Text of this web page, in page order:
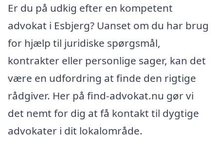
Er du på udkig efter en kompetent
advokat i Esbjerg? Uanset om du har brug
for hjælp til juridiske spørgsmål,
kontrakter eller personlige sager, kan det
være en udfordring at finde den rigtige
rådgiver. Her på find-advokat.nu gør vi
det nemt for dig at få kontakt til dygtige
advokater i dit lokalområde.